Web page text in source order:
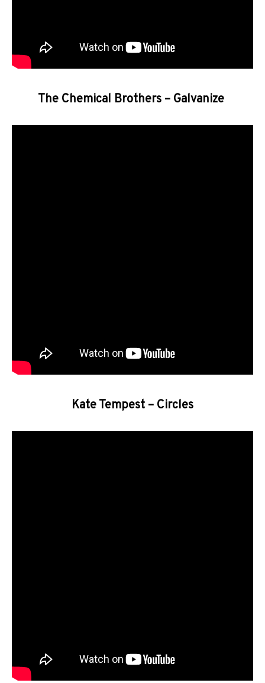
The Chemical Brothers – Galvanize
Kate Tempest – Circles